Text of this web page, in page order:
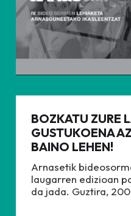
BOZKATU ZURE
GUSTUKOENA
BAINO LEHEN!
Arnasetik
laugarren edizioan
da jada. Guztira,